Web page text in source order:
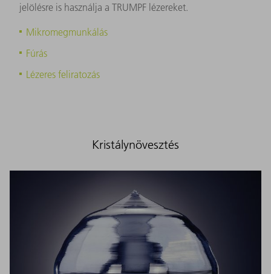
jelölésre is használja a TRUMPF lézereket.
Mikromegmunkálás
Fúrás
Lézeres feliratozás
Kristálynövesztés